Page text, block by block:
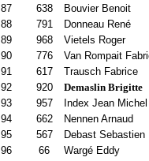
87
638
Bouvier Benoit
88
791
Donneau René
89
968
Vietels Roger
90
776
Van Rompait
91
617
Trausch Fabrice
92
920
Demaslin Brigitte
93
957
Index Jean Michel
94
662
Nennen Arnaud
95
567
Debast Sebastien
96
66
Wargé Eddy